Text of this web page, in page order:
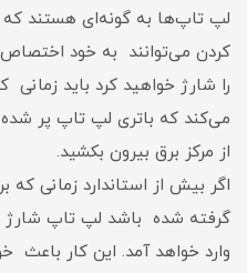
لپ تاپ‌ها به گونه‌ای هستند
کردن می‌توانند به خود
را شارژ خواهید کرد باید
می‌کند که باتری لپ تاپ پر
از مرکز برق بیرون بکشید.
اگر بیش از استاندارد زمانی
گرفته شده باشد لپ تاپ
وارد خواهد آمد. این کار